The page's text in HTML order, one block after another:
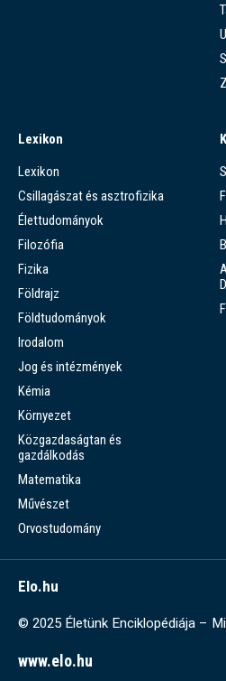
Lexikon
Lexikon
Csillagászat és asztrofizika
Élettudományok
Filozófia
Fizika
Földrajz
Földtudományok
Irodalom
Jog és intézmények
Kémia
Környezet
Közgazdaságtan és
gazdálkodás
Matematika
Művészet
Orvostudomány
Elo.hu
© 2025 Életünk Enciklopédiája –
www.elo.hu